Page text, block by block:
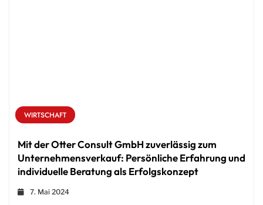
WIRTSCHAFT
Mit der Otter Consult GmbH zuverlässig zum
Unternehmensverkauf: Persönliche Erfahrung und
individuelle Beratung als Erfolgskonzept
7. Mai 2024